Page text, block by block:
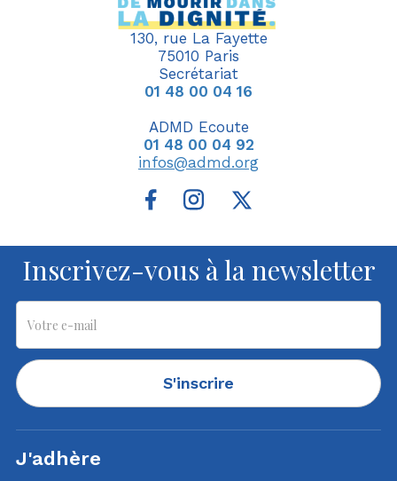
130, rue La Fayette
75010 Paris
Secrétariat
01 48 00 04 16
ADMD Ecoute
01 48 00 04 92
infos@admd.org
Inscrivez-vous à la newsletter
S'inscrire
J'adhère